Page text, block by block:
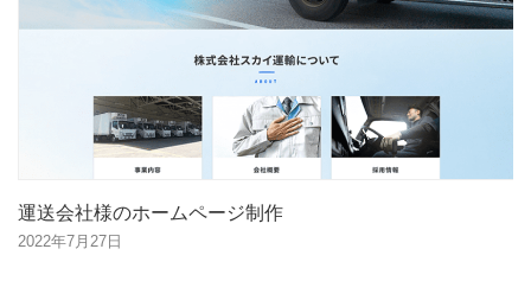
運送会社様のホームページ制作
2022年7月27日